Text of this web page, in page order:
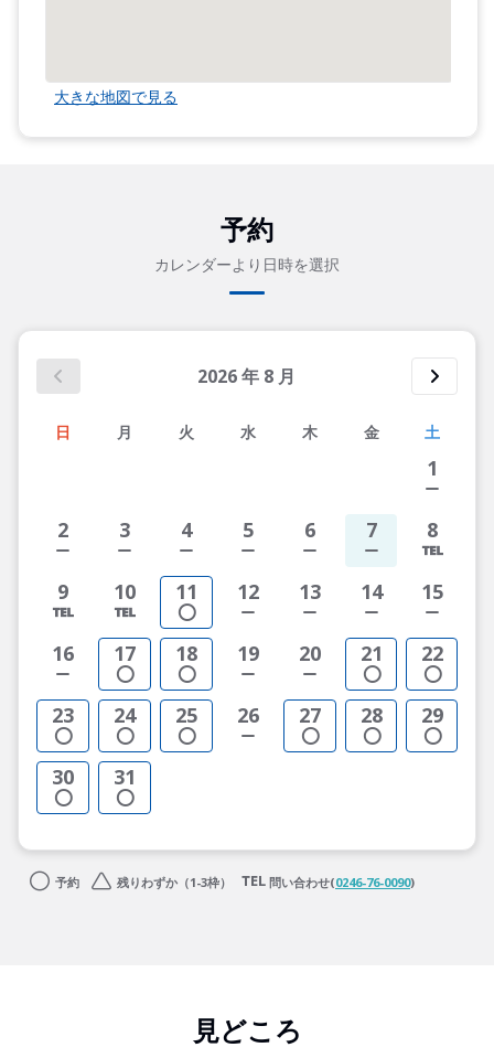
大きな地図で見る
予約
カレンダーより日時を選択
2026年 8 月
日 月 火 水 木 金 土
1
2 3 4 5 6 7 8
9 10 11 12 13 14 15
16 17 18 19 20 21 22
23 24 25 26 27 28 29
30 31
予約 残りわずか（1-3枠） 問い合わせ(0246-76-0090)
見どころ